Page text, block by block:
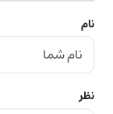
نام
نظر